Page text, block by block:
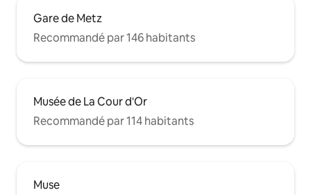
Gare de Metz
Recommandé par 146 habitants
Musée de La Cour d'Or
Recommandé par 114 habitants
Muse